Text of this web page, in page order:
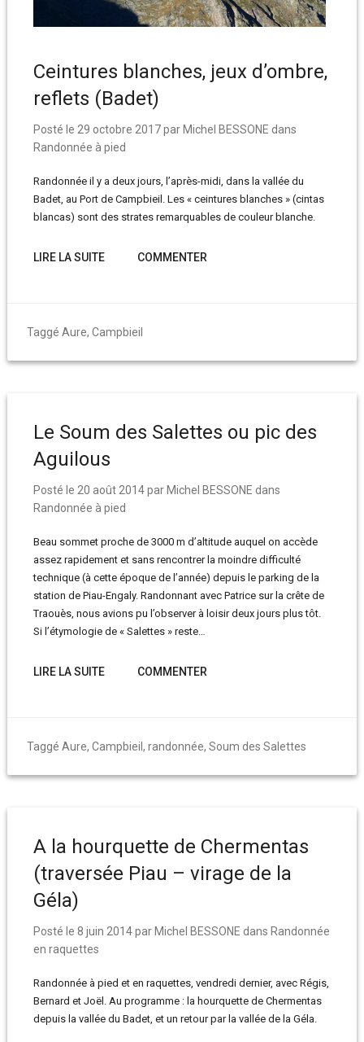
Ceintures blanches, jeux d’ombre,
reflets (Badet)
Posté le 29 octobre 2017par Michel BESSONE dans
Randonnée à pied
Randonnée il y a deux jours, l’après-midi, dans la vallée du
Badet, au Port de Campbieil. Les « ceintures blanches » (cintas
blancas) sont des strates remarquables de couleur blanche.
LIRE LA SUITE COMMENTER
Taggé Aure, Campbieil
Le Soum des Salettes ou pic des
Aguilous
Posté le 20 août 2014par Michel BESSONE dans
Randonnée à pied
Beau sommet proche de 3000 m d’altitude auquel on accède
assez rapidement et sans rencontrer la moindre difficulté
technique (à cette époque de l’année) depuis le parking de la
station de Piau-Engaly. Randonnant avec Patrice sur la crête de
Traouès, nous avions pu l’observer à loisir deux jours plus tôt.
Si l’étymologie de « Salettes » reste…
LIRE LA SUITE COMMENTER
Taggé Aure, Campbieil , randonnée, Soum des Salettes
A la hourquette de Chermentas
(traversée Piau – virage de la
Géla)
Posté le 8 juin 2014par Michel BESSONE dans Randonnée
en raquettes
Randonnée à pied et en raquettes, vendredi dernier, avec Régis,
Bernard et Joël. Au programme : la hourquette de Chermentas
depuis la vallée du Badet, et un retour par la vallée de la Géla.